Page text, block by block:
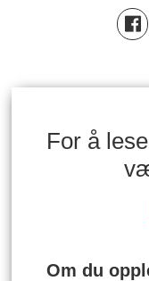
For å
Om du